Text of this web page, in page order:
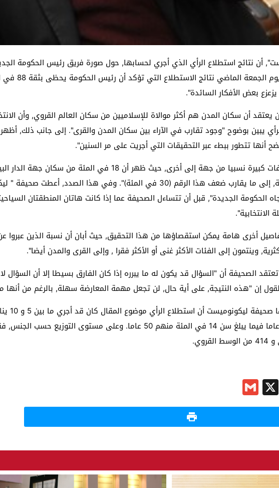
أن نتائج استطلاع الرأي الذي أجري لحسابها, حول صورة فريق رئيس الحكومة
بعض الأفكار السائدة".
أن سكان المدن هم أكثر موالاة للإسلاميين من سكان العالم القروي, وأن
يبين بوضوح "وجود تقارب في الآراء بين سكان المدن والقرى". إلى جانب ذلك,
أنها تتطور ببطء عبر التحقيقات التي أجريت على مر السنين".
وهكذا يتضح وجود "اختلافات كبيرة نسبيا من جهة إلى
النسبة في الجهة الشرقية, إلى ما يقارب ضعف هذا الرقم (30 في المئة)".
الحكومة الجديدة", قبل أن تتساءل الصحيفة عما إذا كانت هاتان المنطقتان
الانتخابية".
وينتمون إلى الفئات الأكثر غنى أو الأكثر فقرا , وإلى القرى والمدن أيضا".
إن "هذه النتيجة, على أية حال, لن تجعل مهمة المعارضة سهلة, بالرغم من أنها
X
Gmail